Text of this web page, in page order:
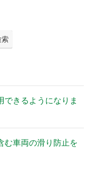
索
できるようになりま
む車両の滑り防止を